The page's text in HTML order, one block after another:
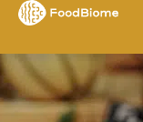
Aller
contenu